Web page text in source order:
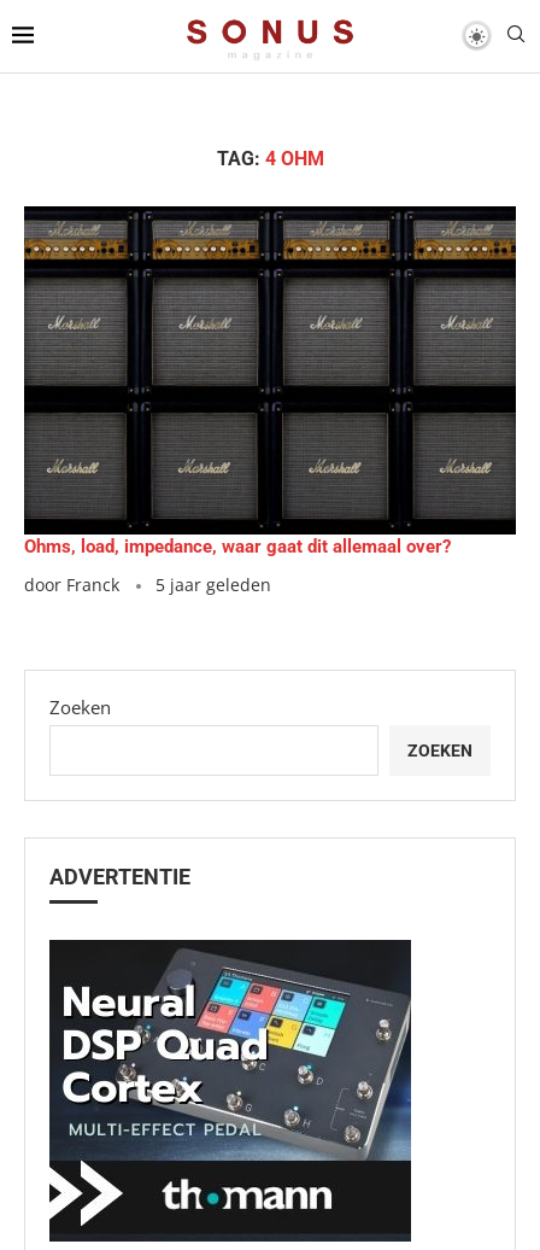
TAG: 4 OHM
Ohms, load, impedance, waar gaat dit allemaal over?
door Franck 5 jaar geleden
Zoeken
ZOEKEN
ADVERTENTIE